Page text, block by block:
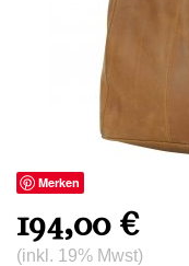
Merken
194,00 €
(inkl. 19% Mwst)